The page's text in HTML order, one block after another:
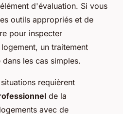
d'évaluation. Si vous
outils appropriés et de
pour inspecter
un traitement
les cas simples.
requièrent
de la
avec de